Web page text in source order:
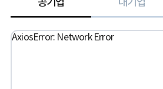
AxiosError: Network Error